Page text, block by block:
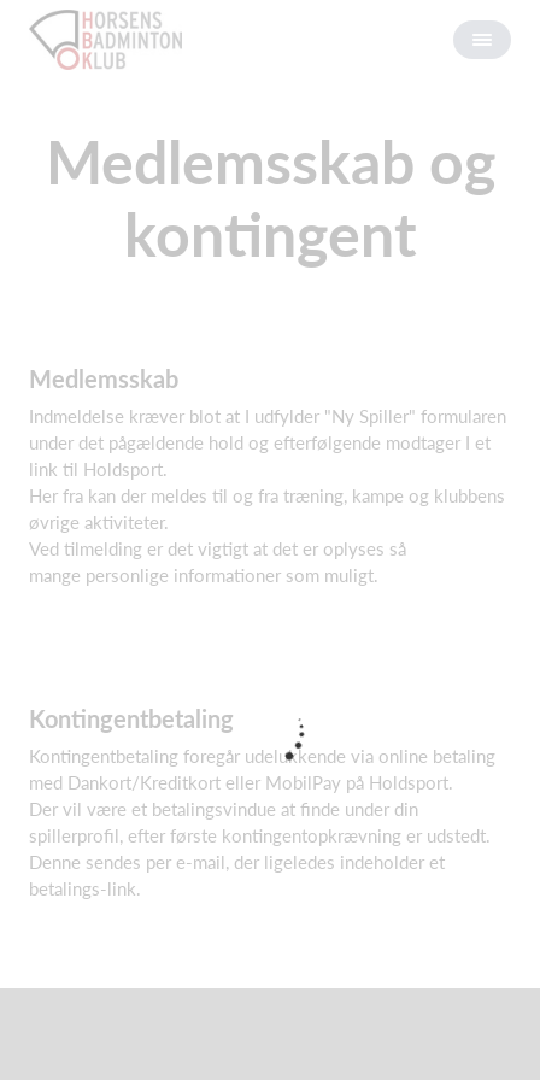
Medlemsskab og
kontingent
Medlemsskab
Indmeldelse kræver blot at I udfylder "Ny Spiller" formularen
under det pågældende hold og efterfølgende modtager I et
link til Holdsport.
Her fra kan der meldes til og fra træning, kampe og klubbens
øvrige aktiviteter.
Ved tilmelding er det vigtigt at det er oplyses så
mange personlige informationer som muligt.
Kontingentbetaling
Kontingentbetaling foregår udelukkende via online betaling
med Dankort/Kreditkort eller MobilPay på Holdsport.
Der vil være et betalingsvindue at finde under din
spillerprofil, efter første kontingentopkrævning er udstedt.
Denne sendes per e-mail, der ligeledes indeholder et
betalings-link.